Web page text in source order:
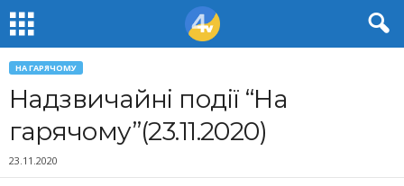
НА ГАРЯЧОМУ
Надзвичайні події “На
гарячому”(23.11.2020)
23.11.2020